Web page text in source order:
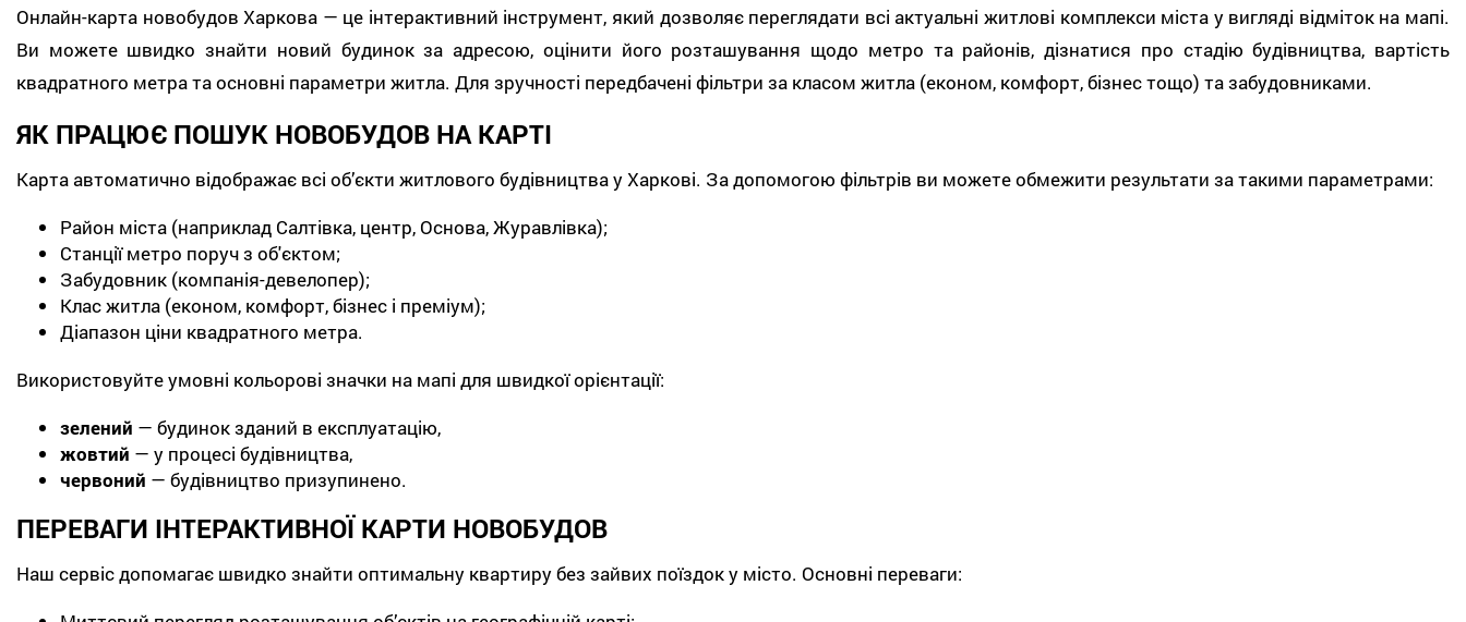
Онлайн-карта новобудов Харкова — це інтерактивний інструмент, який дозволяє переглядати всі актуальні житлові комплекси міста у вигляді відміток на мапі.
Ви можете швидко знайти новий будинок за адресою, оцінити його розташування щодо метро та районів, дізнатися про стадію будівництва, вартість
квадратного метра та основні параметри житла. Для зручності передбачені фільтри за класом житла (економ, комфорт, бізнес тощо) та забудовниками.
ЯК ПРАЦЮЄ ПОШУК НОВОБУДОВ НА КАРТІ
Карта автоматично відображає всі об’єкти житлового будівництва у Харкові. За допомогою фільтрів ви можете обмежити результати за такими параметрами:
Район міста (наприклад Салтівка, центр, Основa, Журавлівка);
Станції метро поруч з об'єктом;
Забудовник (компанія-девелопер);
Клас житла (економ, комфорт, бізнес і преміум);
Діапазон ціни квадратного метра.
Використовуйте умовні кольорові значки на мапі для швидкої орієнтації:
зелений — будинок зданий в експлуатацію,
жовтий — у процесі будівництва,
червоний — будівництво призупинено.
ПЕРЕВАГИ ІНТЕРАКТИВНОЇ КАРТИ НОВОБУДОВ
Наш сервіс допомагає швидко знайти оптимальну квартиру без зайвих поїздок у місто. Основні переваги: